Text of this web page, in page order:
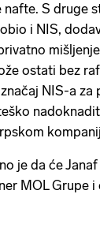
S druge
i NIS,
ostati bez
NIS-a za
je da će
MOL Grupe i